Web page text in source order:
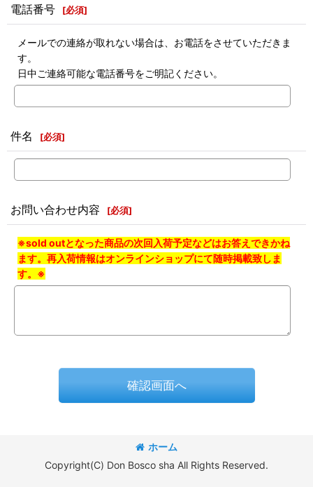
電話番号 [必須]
メールでの連絡が取れない場合は、お電話をさせていただきま
す。
日中ご連絡可能な電話番号をご明記ください。
件名 [必須]
お問い合わせ内容 [必須]
※sold outとなった商品の次回入荷予定などはお答えできかね
ます。再入荷情報はオンラインショップにて随時掲載致しま
す。※
確認画面へ
ホーム
Copyright(C) Don Bosco sha All Rights Reserved.